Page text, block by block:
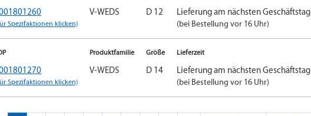
Spezifaktionen klicken)
V-WEDS D 12 Lieferung am nächsten Geschäftstag
(bei Bestellung vor 16 Uhr)
Spezifaktionen klicken)
Produktfamilie
V-WEDS
Größe
D 14
Lieferzeit
Lieferung am nächsten Geschäftstag
(bei Bestellung vor 16 Uhr)